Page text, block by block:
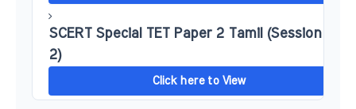
SCERT Special TET Paper 2 Tamil (Session
2)
Click here to View